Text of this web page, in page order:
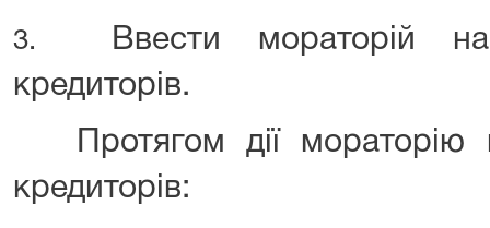
3.
Ввести мораторій на
кредиторів.
Протягом дії мораторію
кредиторів: